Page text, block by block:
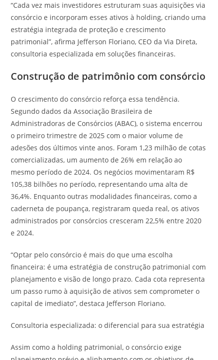
“Cada vez mais investidores estruturam suas aquisições via
consórcio e incorporam esses ativos à holding, criando uma
estratégia integrada de proteção e crescimento
patrimonial”, afirma Jefferson Floriano, CEO da Via Direta,
consultoria especializada em soluções financeiras.
Construção de patrimônio com consórcio
O crescimento do consórcio reforça essa tendência.
Segundo dados da Associação Brasileira de
Administradoras de Consórcios (ABAC), o sistema encerrou
o primeiro trimestre de 2025 com o maior volume de
adesões dos últimos vinte anos. Foram 1,23 milhão de cotas
comercializadas, um aumento de 26% em relação ao
mesmo período de 2024. Os negócios movimentaram R$
105,38 bilhões no período, representando uma alta de
36,4%. Enquanto outras modalidades financeiras, como a
caderneta de poupança, registraram queda real, os ativos
administrados por consórcios cresceram 22,5% entre 2020
e 2024.
“Optar pelo consórcio é mais do que uma escolha
financeira: é uma estratégia de construção patrimonial com
planejamento e visão de longo prazo. Cada cota representa
um passo rumo à aquisição de ativos sem comprometer o
capital de imediato”, destaca Jefferson Floriano.
Consultoria especializada: o diferencial para sua estratégia
Assim como a holding patrimonial, o consórcio exige